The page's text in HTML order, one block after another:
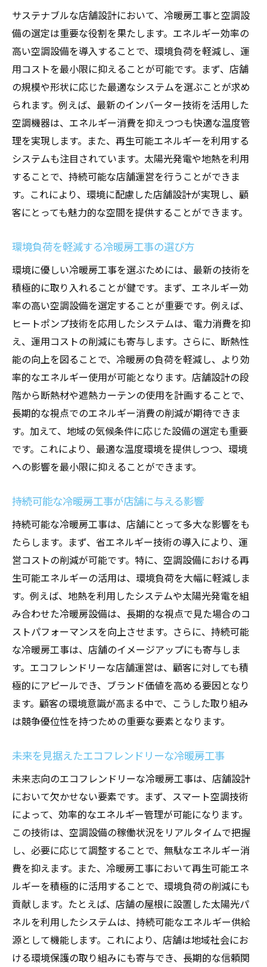
サステナブルな店舗設計において、冷暖房工事と空調設
備の選定は重要な役割を果たします。エネルギー効率の
高い空調設備を導入することで、環境負荷を軽減し、運
用コストを最小限に抑えることが可能です。まず、店舗
の規模や形状に応じた最適なシステムを選ぶことが求め
られます。例えば、最新のインバーター技術を活用した
空調機器は、エネルギー消費を抑えつつも快適な温度管
理を実現します。また、再生可能エネルギーを利用する
システムも注目されています。太陽光発電や地熱を利用
することで、持続可能な店舗運営を行うことができま
す。これにより、環境に配慮した店舗設計が実現し、顧
客にとっても魅力的な空間を提供することができます。
環境負荷を軽減する冷暖房工事の選び方
環境に優しい冷暖房工事を選ぶためには、最新の技術を
積極的に取り入れることが鍵です。まず、エネルギー効
率の高い空調設備を選定することが重要です。例えば、
ヒートポンプ技術を応用したシステムは、電力消費を抑
え、運用コストの削減にも寄与します。さらに、断熱性
能の向上を図ることで、冷暖房の負荷を軽減し、より効
率的なエネルギー使用が可能となります。店舗設計の段
階から断熱材や遮熱カーテンの使用を計画することで、
長期的な視点でのエネルギー消費の削減が期待できま
す。加えて、地域の気候条件に応じた設備の選定も重要
です。これにより、最適な温度環境を提供しつつ、環境
への影響を最小限に抑えることができます。
持続可能な冷暖房工事が店舗に与える影響
持続可能な冷暖房工事は、店舗にとって多大な影響をも
たらします。まず、省エネルギー技術の導入により、運
営コストの削減が可能です。特に、空調設備における再
生可能エネルギーの活用は、環境負荷を大幅に軽減しま
す。例えば、地熱を利用したシステムや太陽光発電を組
み合わせた冷暖房設備は、長期的な視点で見た場合のコ
ストパフォーマンスを向上させます。さらに、持続可能
な冷暖房工事は、店舗のイメージアップにも寄与しま
す。エコフレンドリーな店舗運営は、顧客に対しても積
極的にアピールでき、ブランド価値を高める要因となり
ます。顧客の環境意識が高まる中で、こうした取り組み
は競争優位性を持つための重要な要素となります。
未来を見据えたエコフレンドリーな冷暖房工事
未来志向のエコフレンドリーな冷暖房工事は、店舗設計
において欠かせない要素です。まず、スマート空調技術
によって、効率的なエネルギー管理が可能になります。
この技術は、空調設備の稼働状況をリアルタイムで把握
し、必要に応じて調整することで、無駄なエネルギー消
費を抑えます。また、冷暖房工事において再生可能エネ
ルギーを積極的に活用することで、環境負荷の削減にも
貢献します。たとえば、店舗の屋根に設置した太陽光パ
ネルを利用したシステムは、持続可能なエネルギー供給
源として機能します。これにより、店舗は地域社会にお
ける環境保護の取り組みにも寄与でき、長期的な信頼関